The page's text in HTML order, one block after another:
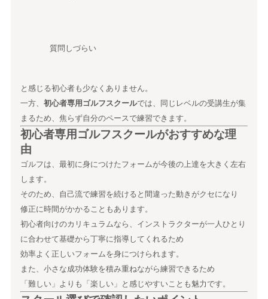
質問しづらい
と感じる初心者も少なくありません。
一方、初心者専用ゴルフスクールでは、同じレベルの受講生が集
まるため、焦らず自分のペースで練習できます。
初心者専用ゴルフスクールがおすすめな理
由
ゴルフは、最初に身につけたフォームが今後の上達を大きく左右
します。
そのため、自己流で練習を続けると間違った動きがクセになり
修正に時間がかかることもあります。
初心者向けのカリキュラムなら、インストラクターが一人ひとり
に合わせて基礎から丁寧に指導してくれるため
効率よく正しいフォームを身につけられます。
また、小さな成功体験を積み重ねながら練習できるため
「難しい」よりも「楽しい」と感じやすいことも魅力です。